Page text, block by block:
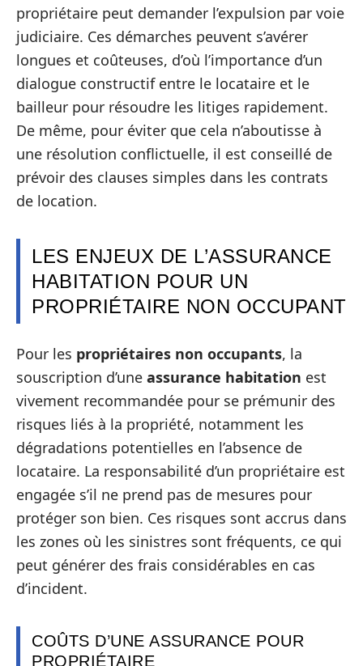
propriétaire peut demander l’expulsion par voie
judiciaire. Ces démarches peuvent s’avérer
longues et coûteuses, d’où l’importance d’un
dialogue constructif entre le locataire et le
bailleur pour résoudre les litiges rapidement.
De même, pour éviter que cela n’aboutisse à
une résolution conflictuelle, il est conseillé de
prévoir des clauses simples dans les contrats
de location.
LES ENJEUX DE L’ASSURANCE
HABITATION POUR UN
PROPRIÉTAIRE NON OCCUPANT
Pour les propriétaires non occupants, la
souscription d’une assurance habitation est
vivement recommandée pour se prémunir des
risques liés à la propriété, notamment les
dégradations potentielles en l’absence de
locataire. La responsabilité d’un propriétaire est
engagée s’il ne prend pas de mesures pour
protéger son bien. Ces risques sont accrus dans
les zones où les sinistres sont fréquents, ce qui
peut générer des frais considérables en cas
d’incident.
COÛTS D’UNE ASSURANCE POUR
PROPRIÉTAIRE